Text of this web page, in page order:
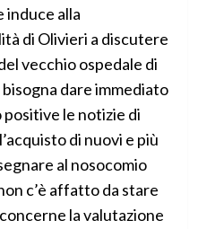
induce alla
di Olivieri a discutere
vecchio ospedale di
dare immediato
le notizie di
di nuovi e più
al nosocomio
c’è affatto da stare
la valutazione